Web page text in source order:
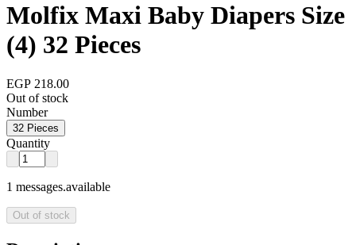
Molfix Maxi Baby Diapers Size
(4) 32 Pieces
EGP 218.00
Out of stock
Number
32 Pieces
Quantity
1 messages.available
Out of stock